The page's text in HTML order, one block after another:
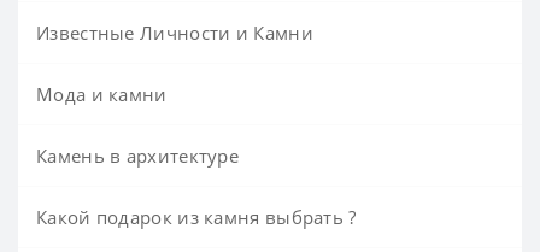
Известные Личности и Камни
Мода и камни
Камень в архитектуре
Какой подарок из камня выбрать ?